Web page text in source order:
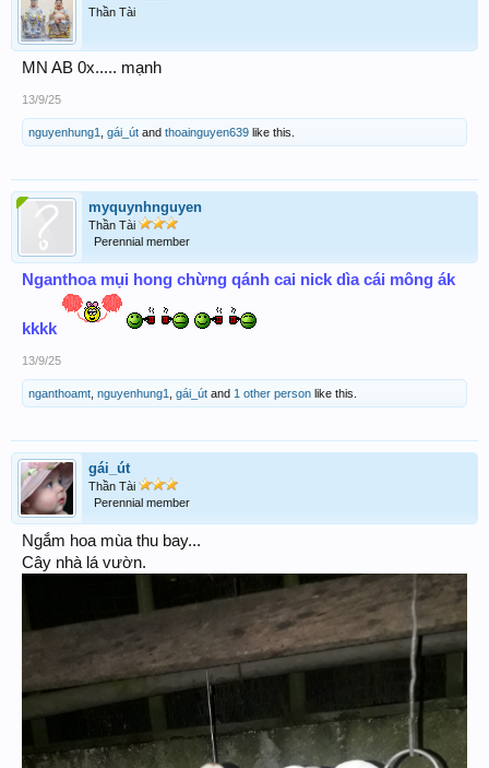
Thần Tài
MN AB 0x..... mạnh
13/9/25
nguyenhung1 gái_út and thoainguyen639 like this.
myquynhnguyen
Thần Tài
Perennial member
Nganthoa mụi hong chừng qánh cai nick dìa cái mông ák
kkkk
13/9/25
nganthoamt nguyenhung1 gái_út and 1 other person like this.
gái_út
Thần Tài
Perennial member
Ngắm hoa mùa thu bay...
Cây nhà lá vườn.